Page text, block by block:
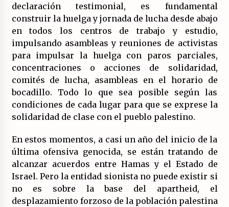
declaración testimonial, es fundamental
construir la huelga y jornada de lucha desde abajo
en todos los centros de trabajo y estudio,
impulsando asambleas y reuniones de activistas
para impulsar la huelga con paros parciales,
concentraciones o acciones de solidaridad,
comités de lucha, asambleas en el horario de
bocadillo. Todo lo que sea posible según las
condiciones de cada lugar para que se exprese la
solidaridad de clase con el pueblo palestino.
En estos momentos, a casi un año del inicio de la
última ofensiva genocida, se están tratando de
alcanzar acuerdos entre Hamas y el Estado de
Israel. Pero la entidad sionista no puede existir si
no es sobre la base del apartheid, el
desplazamiento forzoso de la población palestina